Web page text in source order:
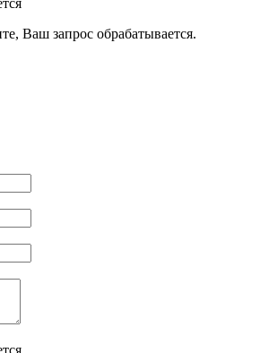
Ваш запрос обрабатывается.